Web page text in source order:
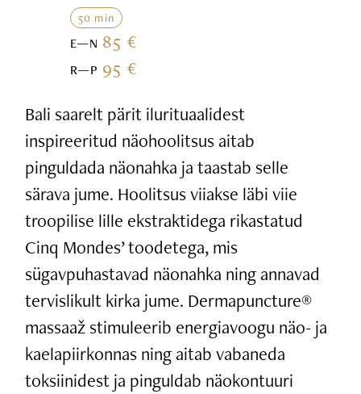
50 min
E—N 85 €
R—P 95 €
Bali saarelt pärit ilurituaalidest
inspireeritud näohoolitsus aitab
pinguldada näonahka ja taastab selle
särava jume. Hoolitsus viiakse läbi viie
troopilise lille ekstraktidega rikastatud
Cinq Mondes’ toodetega, mis
sügavpuhastavad näonahka ning annavad
tervislikult kirka jume. Dermapuncture®
massaaž stimuleerib energiavoogu näo- ja
kaelapiirkonnas ning aitab vabaneda
toksiinidest ja pinguldab näokontuuri